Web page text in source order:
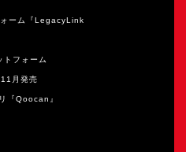
ーム『LegacyLink
トフォーム
月発売
『Qoocan』